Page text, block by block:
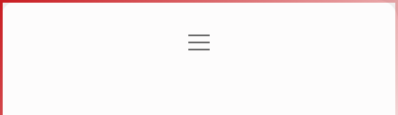
menüyü